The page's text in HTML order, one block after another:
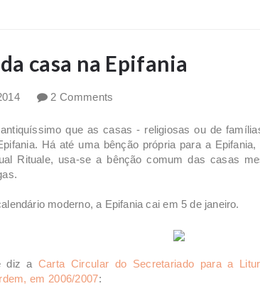
casa na Epifania
2 Comments
que as casas - religiosas ou de
Há até uma bênção própria para a
Rituale, usa-se a bênção comum das casas
moderno, a Epifania cai em 5 de janeiro.
diz a Carta Circular do Secretariado para a
em 2006/2007: